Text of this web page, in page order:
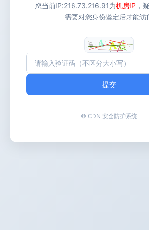
您当前IP:216.73.216.91为机房IP ，
需要对您身份鉴定后才能访
提交
© CDN 安全防护系统